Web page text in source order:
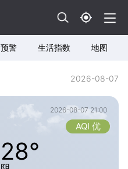
预警 生活指数 地图
2026-08-07
2026-08-07 21:00
28°
AQI 优